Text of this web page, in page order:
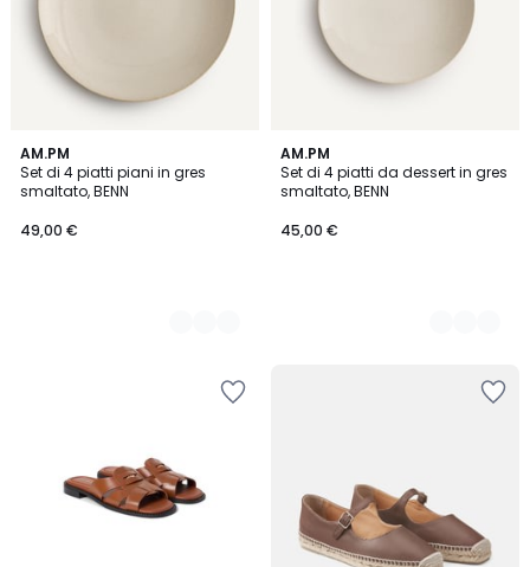
AM.PM
Set di 4 piatti piani in gres
smaltato, BENN
49,00 €
2
Colori
AM.PM
Set di 4 piatti da dessert in gres
smaltato, BENN
45,00 €
2
Colori